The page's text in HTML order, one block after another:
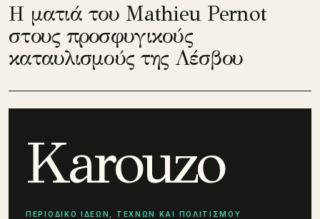
Η ματιά του Mathieu Pernot
στους προσφυγικούς
καταυλισμούς της Λέσβου
Karouzo
ΠΕΡΙΟΔΙΚΟ ΙΔΕΩΝ, ΤΕΧΝΩΝ ΚΑΙ ΠΟΛΙΤΙΣΜΟΥ